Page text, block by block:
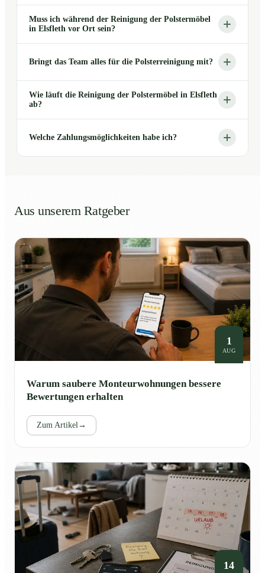
Muss ich während der Reinigung der Polstermöbel
in Elsfleth vor Ort sein?
Bringt das Team alles für die Polsterreinigung mit?
Wie läuft die Reinigung der Polstermöbel in Elsfleth
ab?
Welche Zahlungsmöglichkeiten habe ich?
Aus unserem Ratgeber
1
AUG
Warum saubere Monteurwohnungen bessere
Bewertungen erhalten
Zum Artikel→
14